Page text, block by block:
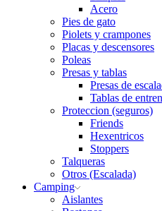
Acero
Pies de gato
Piolets y crampones
Placas y descensores
Poleas
Presas y tablas
Presas de
Tablas de
Proteccion (seguros)
Friends
Hexentricos
Stoppers
Talqueras
Otros (Escalada)
Camping
Aislantes